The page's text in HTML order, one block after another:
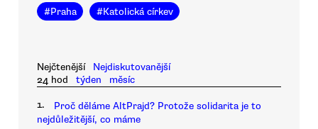
#Praha #Katolická církev
Nejčtenější
Nejdiskutovanější
24 hod
týden měsíc
1.
Proč děláme AltPrajd? Protože solidarita je to
nejdůležitější, co máme